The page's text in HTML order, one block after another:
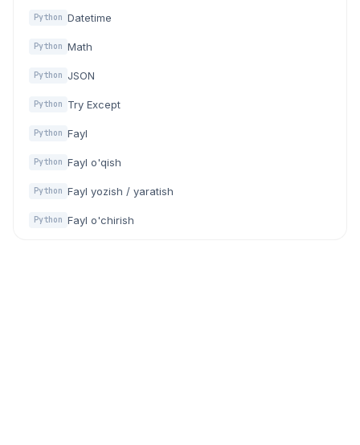
Python Datetime
Python Math
Python JSON
Python Try Except
Python Fayl
Python Fayl o'qish
Python Fayl yozish / yaratish
Python Fayl o'chirish